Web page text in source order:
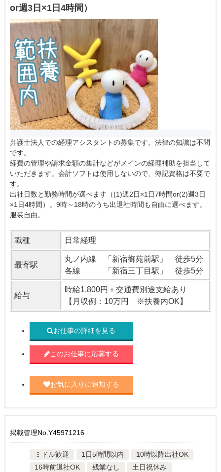
or週3日×1日4時間）
弁護士法人での経理アシスタントの募集です。法律の知識は不問
です。
経費の管理や請求金額の集計などがメインの経理補助を担当して
いただきます。会計ソフトは使用しないので、簿記資格は不要で
す。
出社日数と勤務時間が選べます（(1)週2日×1日7時間or(2)週3日
×1日4時間）。9時～18時のうち出退社時間も自由に選べます。
服装自由。
職種 日常経理
最寄駅
丸ノ内線 「新宿御苑前駅」 徒歩5分
各線 「新宿三丁目駅」 徒歩5分
給与
時給1,800円＋交通費別途支給あり
【月収例：10万円 ※扶養内OK】
お仕事の詳細を見る
このお仕事に応募する
お気に入りに追加する
掲載管理No.Y45971216
ミドル歓迎 1日5時間以内
10時以降出社OK
16時前退社OK
残業なし
土日祝休み